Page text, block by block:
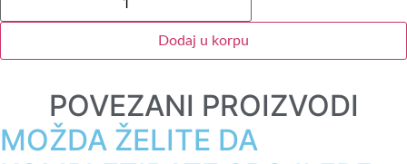
Dodaj u korpu
POVEZANI PROIZVODI
MOŽDA ŽELITE DA